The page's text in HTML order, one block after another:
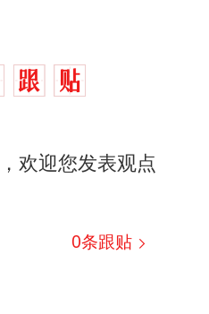
欢迎您发表观点
0条跟贴